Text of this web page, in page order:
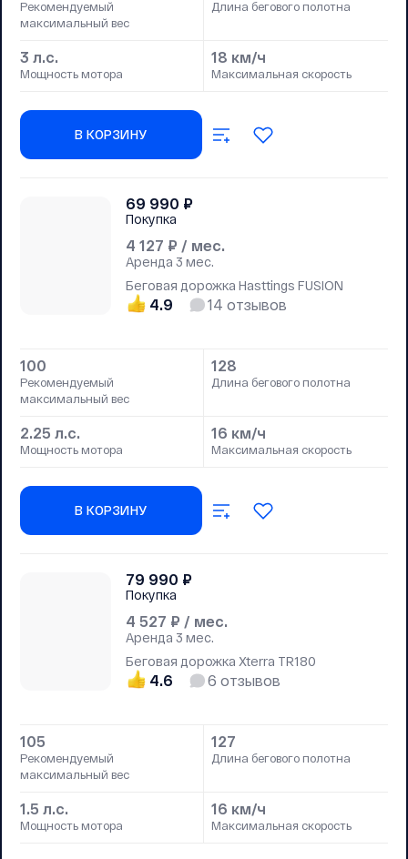
Рекомендуемый
максимальный вес
Длина бегового полотна
3 л.с.
Мощность мотора
18 км/ч
Максимальная скорость
В КОРЗИНУ
4 127 ₽ / мес.
Аренда 3 мес.
69 990 ₽
Покупка
Беговая дорожка Hasttings FUSION
4.9 14 отзывов
100
Рекомендуемый
максимальный вес
128
Длина бегового полотна
2.25 л.с.
Мощность мотора
16 км/ч
Максимальная скорость
В КОРЗИНУ
4 527 ₽ / мес.
Аренда 3 мес.
79 990 ₽
Покупка
Беговая дорожка Xterra TR180
4.6 6 отзывов
105
Рекомендуемый
максимальный вес
127
Длина бегового полотна
1.5 л.с.
Мощность мотора
16 км/ч
Максимальная скорость